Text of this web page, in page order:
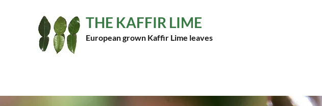
THE KAFFIR LIME
European grown Kaffir Lime leaves